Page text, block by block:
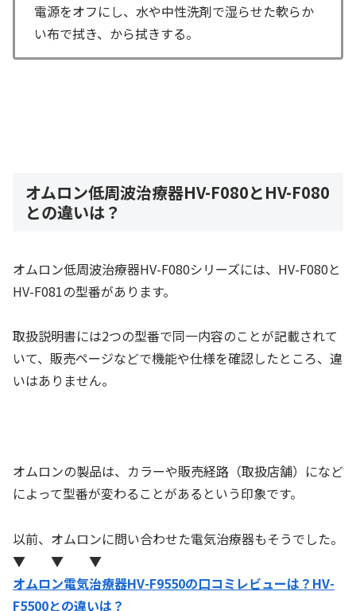
電源をオフにし、水や中性洗剤で湿らせた軟らか
い布で拭き、から拭きする。
オムロン低周波治療器HV-F080とHV-F080
との違いは？
オムロン低周波治療器HV-F080シリーズには、HV-F080と
HV-F081の型番があります。
取扱説明書には2つの型番で同一内容のことが記載されて
いて、販売ページなどで機能や仕様を確認したところ、違
いはありません。
オムロンの製品は、カラーや販売経路（取扱店舗）になど
によって型番が変わることがあるという印象です。
以前、オムロンに問い合わせた電気治療器もそうでした。
▼ ▼ ▼
オムロン電気治療器HV-F9550の口コミレビューは？HV-
F5500との違いは？